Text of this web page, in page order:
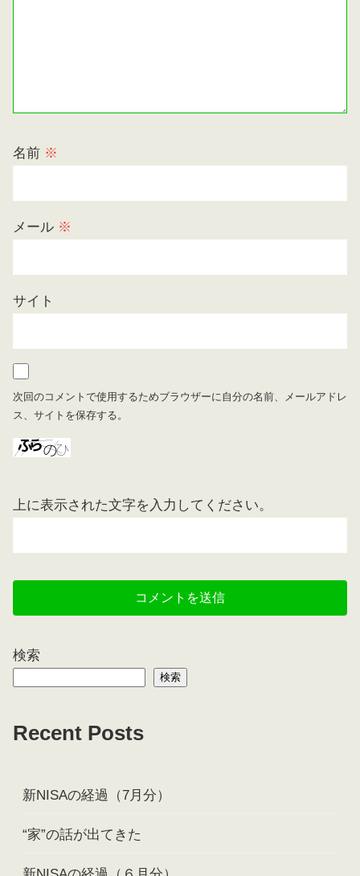
名前 ※
メール ※
サイト
次回のコメントで使用するためブラウザーに自分の名前、メールアドレ
ス、サイトを保存する。
上に表示された文字を入力してください。
検索
検索
Recent Posts
新NISAの経過（7月分）
“家”の話が出てきた